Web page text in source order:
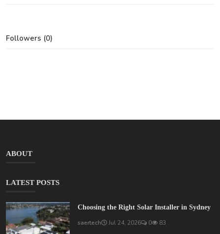
Followers (0)
ABOUT
LATEST POSTS
Choosing the Right Solar Installer in Sydney
saertech Jul 24, 2026 0 83